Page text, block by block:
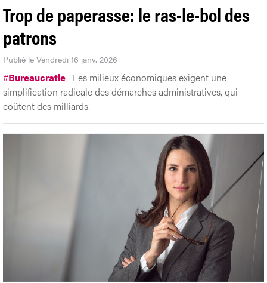
Trop de paperasse: le ras-le-bol des
patrons
Publié le Vendredi 16 janv. 2026
#Bureaucratie Les milieux économiques exigent une
simplification radicale des démarches administratives, qui
coûtent des milliards.